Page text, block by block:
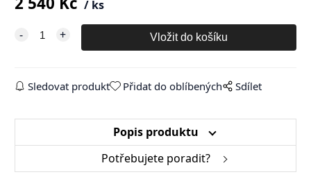
ks
Sledovat produkt Přidat do oblíbených Sdílet
Popis produktu
Potřebujete poradit?